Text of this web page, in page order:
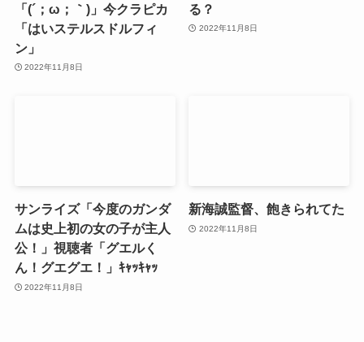
「(´；ω；｀)」今クラピカ
「はいステルスドルフィ
ン」
2022年11月8日
る？
2022年11月8日
サンライズ「今度のガンダ
ムは史上初の女の子が主人
公！」視聴者「グエルく
ん！グエグエ！」ｷｬｯｷｬｯ
2022年11月8日
新海誠監督、飽きられてた
2022年11月8日